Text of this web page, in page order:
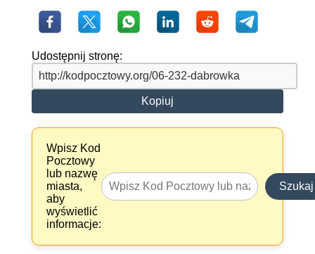
Udostępnij stronę:
Kopiuj
Wpisz Kod
Pocztowy
lub nazwę
miasta,
aby
wyświetlić
informacje:
Szukaj